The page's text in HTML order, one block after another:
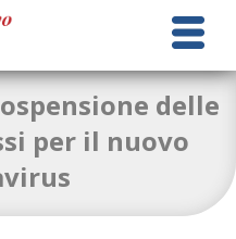
delle
per il nuovo
per il nuovo